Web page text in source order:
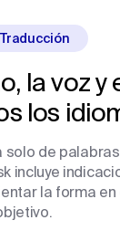
la voz y
los
de
incluye
la forma